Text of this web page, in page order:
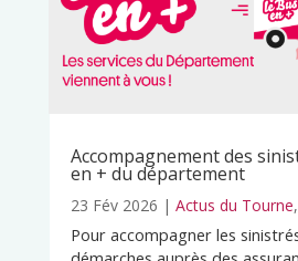
Accompagnement des
en + du département
23 Fév 2026 | Actus du Tourne,
Pour accompagner les